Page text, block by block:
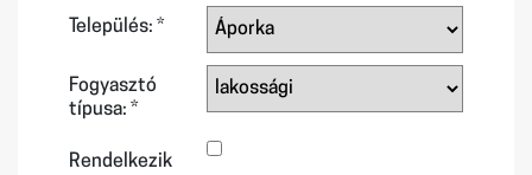
Település: *
Fogyasztó
típusa: *
Rendelkezik